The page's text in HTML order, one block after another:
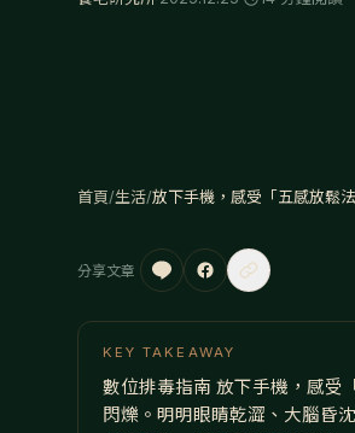
首頁/生活/放下手機，感受「五感放鬆
分享文章
KEY TAKEAWAY
數位排毒指南 放下手機，感受
閃爍。明明眼睛乾澀、大腦昏